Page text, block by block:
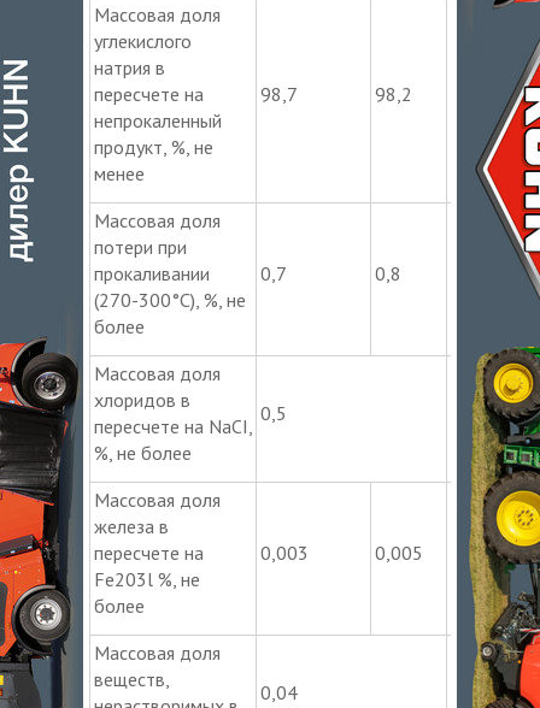
Массовая доля
углекислого
натрия в
пересчете на
непрокаленный
продукт, %, не
менее
98,7 98,2
Массовая доля
потери при
прокаливании
(270-300°С), %, не
более
0,7 0,8
Массовая доля
хлоридов в
пересчете на NaCI,
%, не более
0,5 0,8
Массовая доля
железа в
пересчете на
Fe203l %, не
более
0,003 0,005 0,008
Массовая доля
веществ,
0,04 0,08